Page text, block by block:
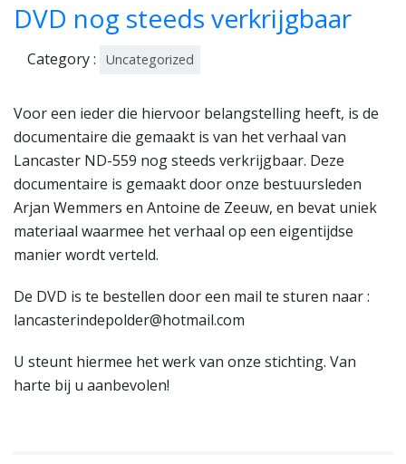
ri
202
DVD nog steeds verkrijgbaar
Category : Uncategorized
Voor een ieder die hiervoor belangstelling heeft, is de
documentaire die gemaakt is van het verhaal van
Lancaster ND-559 nog steeds verkrijgbaar. Deze
documentaire is gemaakt door onze bestuursleden
Arjan Wemmers en Antoine de Zeeuw, en bevat uniek
materiaal waarmee het verhaal op een eigentijdse
manier wordt verteld.
De DVD is te bestellen door een mail te sturen naar :
lancasterindepolder@hotmail.com
U steunt hiermee het werk van onze stichting. Van
harte bij u aanbevolen!